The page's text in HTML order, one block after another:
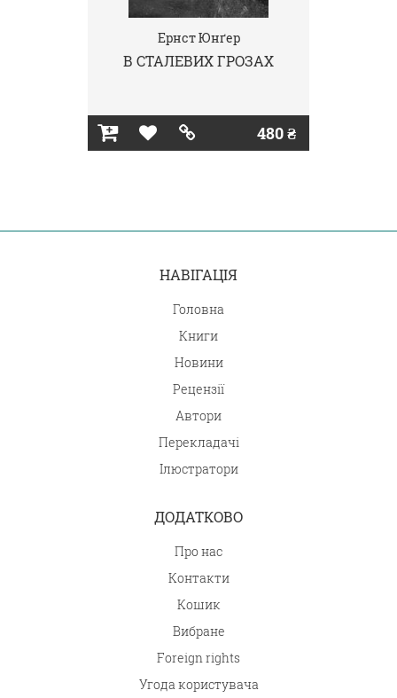
Ернст Юнґер
В СТАЛЕВИХ ГРОЗАХ
480 ₴
НАВІГАЦІЯ
Головна
Книги
Новини
Рецензії
Автори
Перекладачі
Ілюстратори
ДОДАТКОВО
Про нас
Контакти
Кошик
Вибране
Foreign rights
Угода користувача